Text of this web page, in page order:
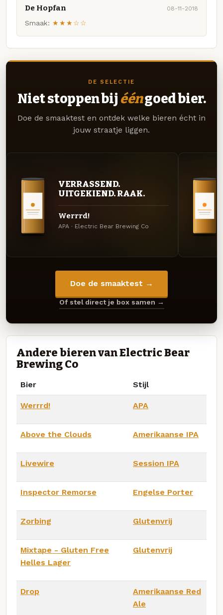
De Hopfan 08-11-2018
Smaak: ★★★☆☆
DE SELECTIE
Niet stoppen bij ééngoed bier.
Doe de smaaktest en ontdek welke bieren écht in
jouw straatje liggen.
VERRASSEND.
UITGEKIEND. RAAK.
Werrrd!
APA · Electric Bear Brewing Co
Doe de smaaktest →
Of stel direct je box samen →
Andere bieren van Electric Bear
Brewing Co
Bier Stijl
Werrrd! APA
Above the Clouds Amerikaanse IPA
Livewire Session IPA
Inspector Remorse Engelse Porter
Zorbing Glutenvrij
Mixtape - Gluten Free
Helles Lager
Glutenvrij
Drop
Amerikaanse Red
Ale